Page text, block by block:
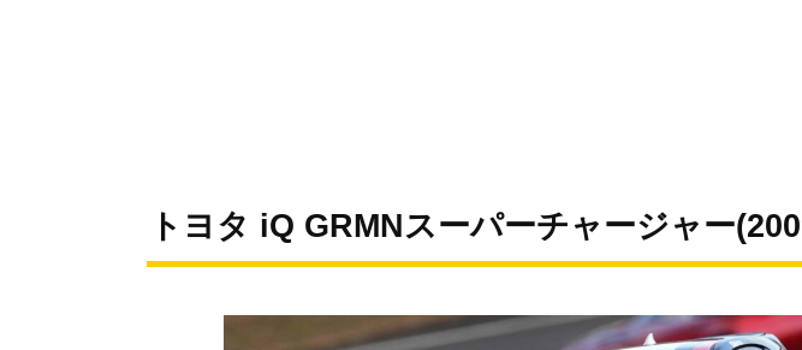
トヨタ iQ GRMNスーパーチャージャー